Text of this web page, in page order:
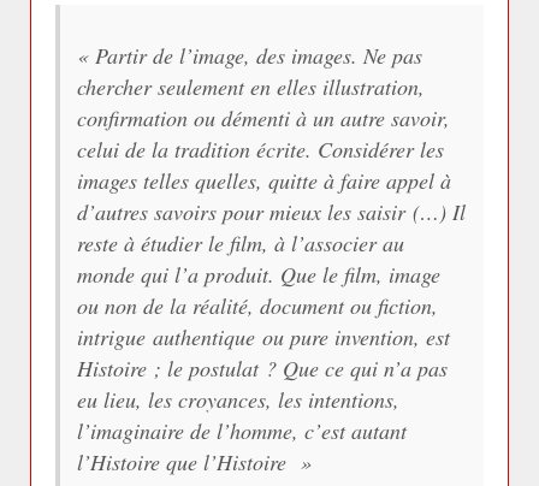
« Partir de l’image, des images. Ne pas
chercher seulement en elles illustration,
confirmation ou démenti à un autre savoir,
celui de la tradition écrite. Considérer les
images telles quelles, quitte à faire appel à
d’autres savoirs pour mieux les saisir (…) Il
reste à étudier le film, à l’associer au
monde qui l’a produit. Que le film, image
ou non de la réalité, document ou fiction,
intrigue authentique ou pure invention, est
Histoire ; le postulat ? Que ce qui n’a pas
eu lieu, les croyances, les intentions,
l’imaginaire de l’homme, c’est autant
l’Histoire que l’Histoire »